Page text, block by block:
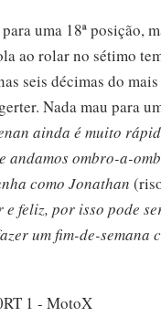
uma 18ª posição,
ao rolar no sétimo
seis décimas do
Nada mau para
ainda é muito
andamos ombro-a-
como Jonathan
feliz, por isso pode
um fim-de-semana